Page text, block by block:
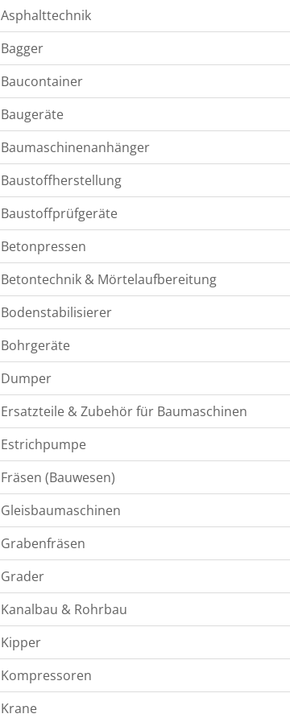
Asphalttechnik
Bagger
Baucontainer
Baugeräte
Baumaschinenanhänger
Baustoffherstellung
Baustoffprüfgeräte
Betonpressen
Betontechnik & Mörtelaufbereitung
Bodenstabilisierer
Bohrgeräte
Dumper
Ersatzteile & Zubehör für Baumaschinen
Estrichpumpe
Fräsen (Bauwesen)
Gleisbaumaschinen
Grabenfräsen
Grader
Kanalbau & Rohrbau
Kipper
Kompressoren
Krane